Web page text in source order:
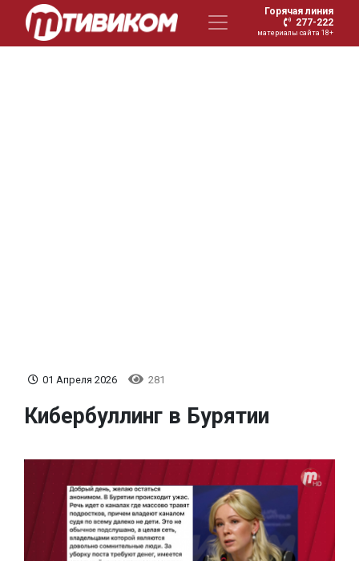
Горячая линия
277-222
материалы сайта 18+
01 Апреля 2026 281
Кибербуллинг в Бурятии